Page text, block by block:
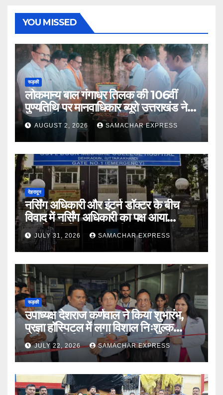
YOU MISSED
रूड़की
लोकमान्य बाल गंगाधर तिलक की 106वीं
पुण्यतिथि पर मानवाधिकार ब्यूरो उत्तराखंड ने दी
भावभीनी श्रद्धांजलि
AUGUST 2, 2026 SAMACHAR EXPRESS
देहरादून
नर्सिंग अधिकारी और इंटर्न डॉक्टर के बीच
विवाद में नर्सिंग अधिकारी का पक्ष आया
सामने,करी निष्पक्ष जांच की मांग
JULY 31, 2026 SAMACHAR EXPRESS
रूड़की
उपाध्यक्ष देशराज कर्णवाल ने किया शुभारंभ,
प्रज्ञा हॉस्पिटल में लगा विशाल निःशुल्क
चिकित्सा शिविर डॉ दिनेश त्रिपाठी बोले मानव
सेवा भगवान की सेवा
JULY 22, 2026 SAMACHAR EXPRESS